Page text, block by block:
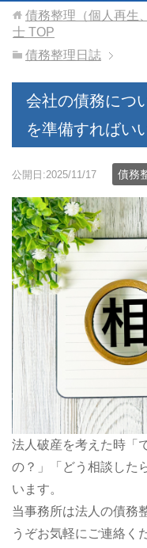
債務整理（個人再生
士 TOP
債務整理日誌
会社の債務につ
を準備すればい
公開日:2025/11/17 債務
法人破産を考えた時「
の？」「どう相談した
います。
当事務所は法人の債務
うぞお気軽にご連絡く